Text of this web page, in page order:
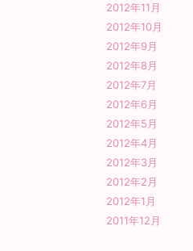
2012年11月
2012年10月
2012年9月
2012年8月
2012年7月
2012年6月
2012年5月
2012年4月
2012年3月
2012年2月
2012年1月
2011年12月